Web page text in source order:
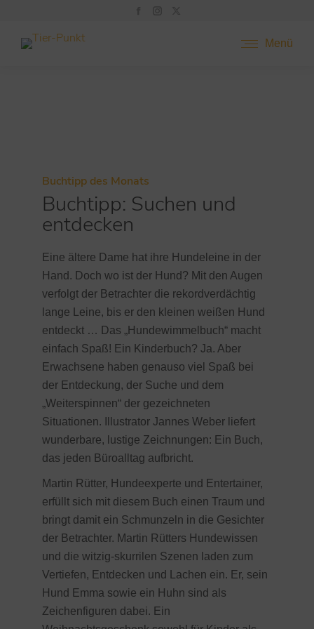
Menü
Buchtipp des Monats
Buchtipp: Suchen und
entdecken
Eine ältere Dame hat ihre Hundeleine in der
Hand. Doch wo ist der Hund? Mit den Augen
verfolgt der Betrachter die rekordverdächtig
lange Leine, bis er den kleinen weißen Hund
entdeckt … Das „Hundewimmelbuch“ macht
einfach Spaß! Ein Kinderbuch? Ja. Aber
Erwachsene haben genauso viel Spaß bei
der Entdeckung, der Suche und dem
„Weiterspinnen“ der gezeichneten
Situationen. Illustrator Jannes Weber liefert
wunderbare, lustige Zeichnungen: Ein Buch,
das jeden Büroalltag aufbricht.
Martin Rütter, Hundeexperte und Entertainer,
erfüllt sich mit diesem Buch einen Traum und
bringt damit ein Schmunzeln in die Gesichter
der Betrachter. Martin Rütters Hundewissen
und die witzig-skurrilen Szenen laden zum
Vertiefen, Entdecken und Lachen ein. Er, sein
Hund Emma sowie ein Huhn sind als
Zeichenfiguren dabei. Ein